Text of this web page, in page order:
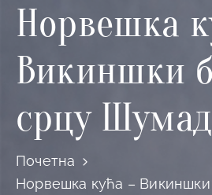
Општинска
управа
Актуелности
Горњи
Милановац
Норвешка
Викиншки
срцу
Почетна
Норвешка кућа –